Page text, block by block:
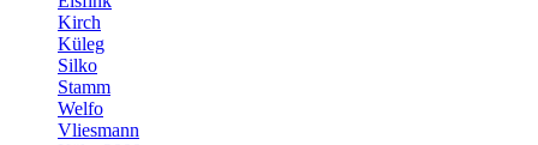
Kirch
Küleg
Silko
Stamm
Welfo
Vliesmann